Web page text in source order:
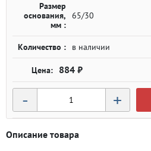
Размер
основания,
мм :
65/30
Количество : в наличии
884 ₽
- +
Описание товара